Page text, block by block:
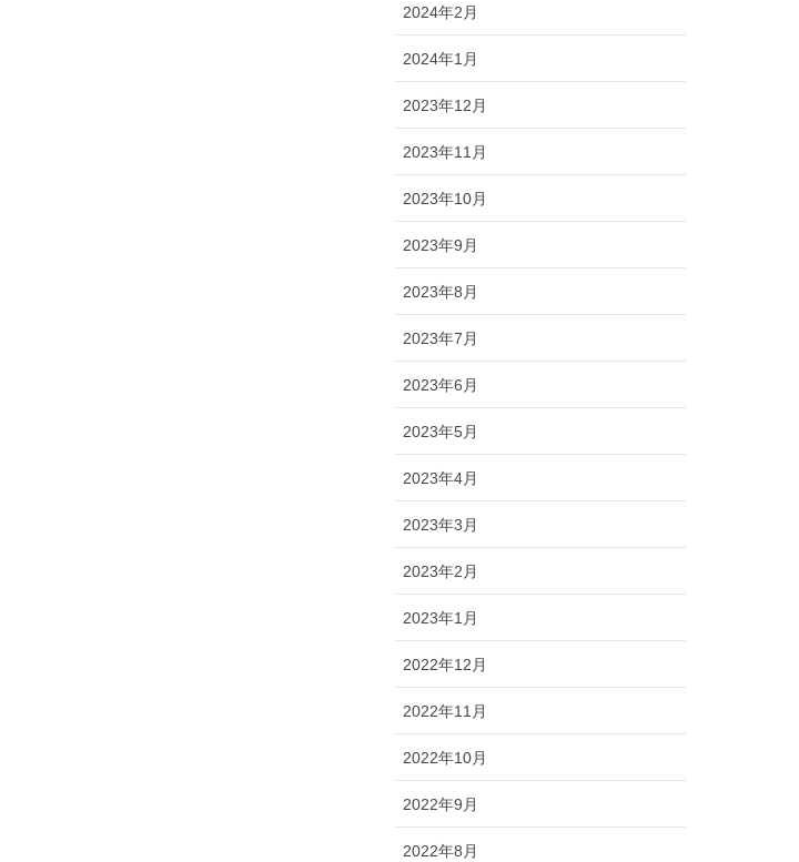
2024年2月
2024年1月
2023年12月
2023年11月
2023年10月
2023年9月
2023年8月
2023年7月
2023年6月
2023年5月
2023年4月
2023年3月
2023年2月
2023年1月
2022年12月
2022年11月
2022年10月
2022年9月
2022年8月